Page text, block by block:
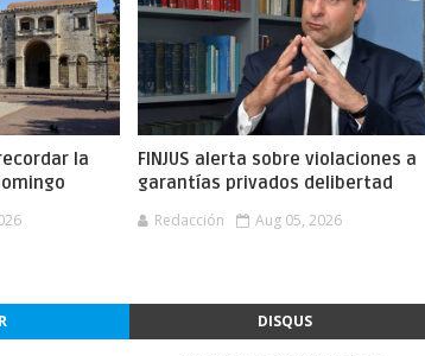
la
FINJUS alerta sobre violaciones a
garantías privados delibertad
Redacción Aug 05, 2026
DISQUS